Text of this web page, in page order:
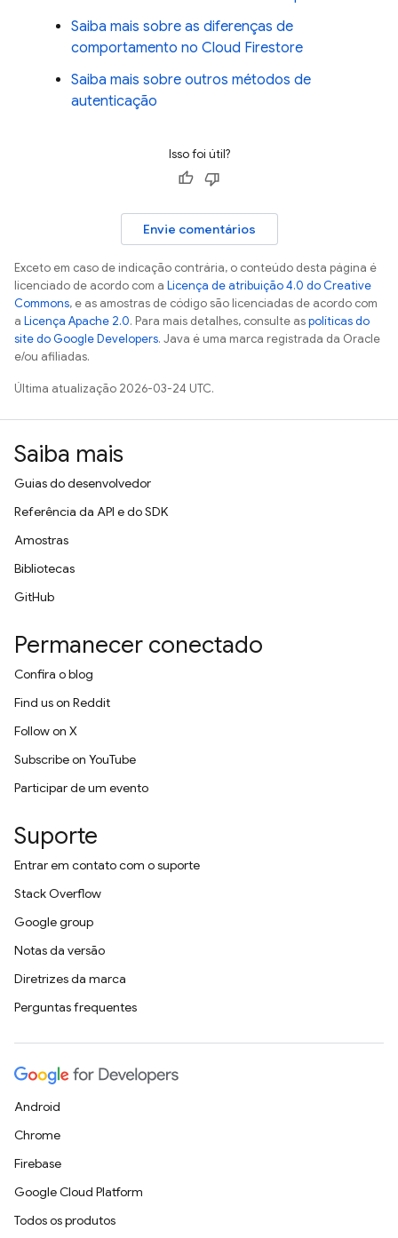
Saiba mais sobre as diferenças de
comportamento no Cloud Firestore
Saiba mais sobre outros métodos de
autenticação
Isso foi útil?
Envie comentários
Exceto em caso de indicação contrária, o conteúdo desta página é
licenciado de acordo com a Licença de atribuição 4.0 do Creative
Commons, e as amostras de código são licenciadas de acordo com
a Licença Apache 2.0. Para mais detalhes, consulte aspolíticas do
site do Google Developers. Java é uma marca registrada da Oracle
e/ou afiliadas.
Última atualização 2026-03-24 UTC.
Saiba mais
Guias do desenvolvedor
Referência da API e do SDK
Amostras
Bibliotecas
GitHub
Permanecer conectado
Confira o blog
Find us on Reddit
Follow on X
Subscribe on YouTube
Participar de um evento
Suporte
Entrar em contato com o suporte
Stack Overflow
Google group
Notas da versão
Diretrizes da marca
Perguntas frequentes
Android
Chrome
Firebase
Google Cloud Platform
Todos os produtos